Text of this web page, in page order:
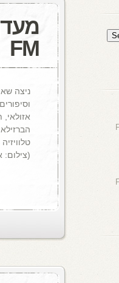
FM
ניצה
אזולאי,
(צילום: